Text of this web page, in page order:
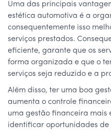
Uma das principais
estética automotiva é a
consequentemente isso
serviços prestados.
eficiente, garante que os
forma organizada e que o
serviços seja reduzido e a
Além disso, ter uma boa
aumenta o controle
uma gestão financeira mais
identificar oportunidades de